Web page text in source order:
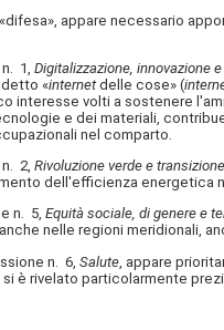
appare necessario
n. 1,Digitalizzazione, innovazione
«internetdelle cose» (
interesse volti a sostenere
e dei materiali,
nel comparto.
n. 2,Rivoluzione verde e
dell'efficienza
n. 5,Equità sociale, di genere e
nelle regioni meridionali,
n. 6,Salute , appare
è rivelato particolarmente